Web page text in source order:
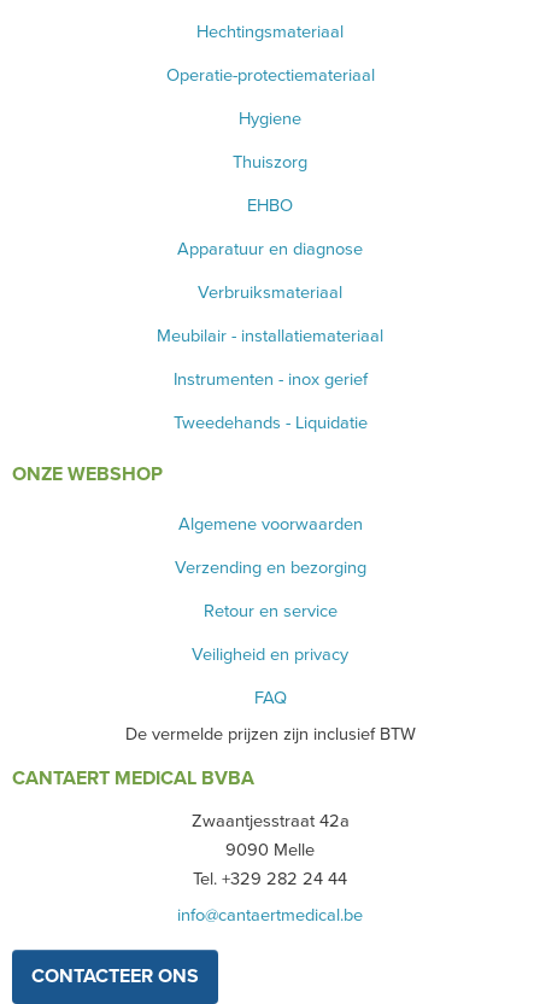
Hechtingsmateriaal
Operatie-protectiemateriaal
Hygiene
Thuiszorg
EHBO
Apparatuur en diagnose
Verbruiksmateriaal
Meubilair - installatiemateriaal
Instrumenten - inox gerief
Tweedehands - Liquidatie
ONZE WEBSHOP
Algemene voorwaarden
Verzending en bezorging
Retour en service
Veiligheid en privacy
FAQ
De vermelde prijzen zijn inclusief BTW
CANTAERT MEDICAL BVBA
Zwaantjesstraat 42a
9090 Melle
Tel. +329 282 24 44
info@cantaertmedical.be
CONTACTEER ONS